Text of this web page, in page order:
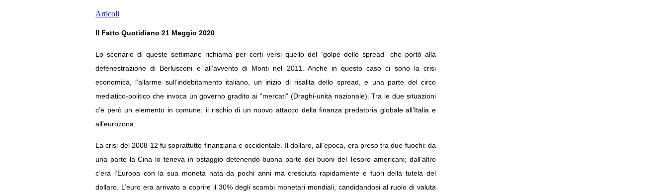
Articoli
Il Fatto Quotidiano 21 Maggio 2020
Lo scenario di queste settimane richiama per certi versi quello del “golpe dello spread” che portò alla
defenestrazione di Berlusconi e all’avvento di Monti nel 2011. Anche in questo caso ci sono la crisi
economica, l’allarme sull’indebitamento italiano, un inizio di risalita dello spread, e una parte del circo
mediatico-politico che invoca un governo gradito ai “mercati” (Draghi-unità nazionale). Tra le due situazioni
c’è però un elemento in comune: il rischio di un nuovo attacco della finanza predatoria globale all’Italia e
all’eurozona.
La crisi del 2008-12 fu soprattutto finanziaria e occidentale. Il dollaro, all’epoca, era preso tra due fuochi: da
una parte la Cina lo teneva in ostaggio detenendo buona parte dei buoni del Tesoro americani; dall’altro
c’era l’Europa con la sua moneta nata da pochi anni ma cresciuta rapidamente e fuori della tutela del
dollaro. L’euro era arrivato a coprire il 30% degli scambi monetari mondiali, candidandosi al ruolo di valuta